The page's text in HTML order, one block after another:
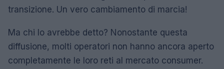
transizione. Un vero cambiamento di marcia!
Ma chi lo avrebbe detto? Nonostante questa
diffusione, molti operatori non hanno ancora aperto
completamente le loro reti al mercato consumer.